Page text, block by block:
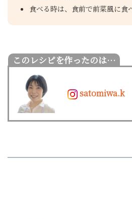
食べる時は、食前で前菜風に食
satomiwa.k